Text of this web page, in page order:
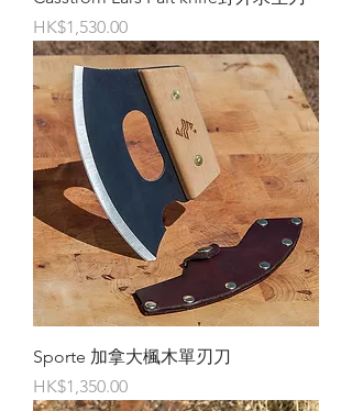
價格
HK$1,530.00
Sporte 加拿大楓木單刃刀
價格
HK$1,350.00